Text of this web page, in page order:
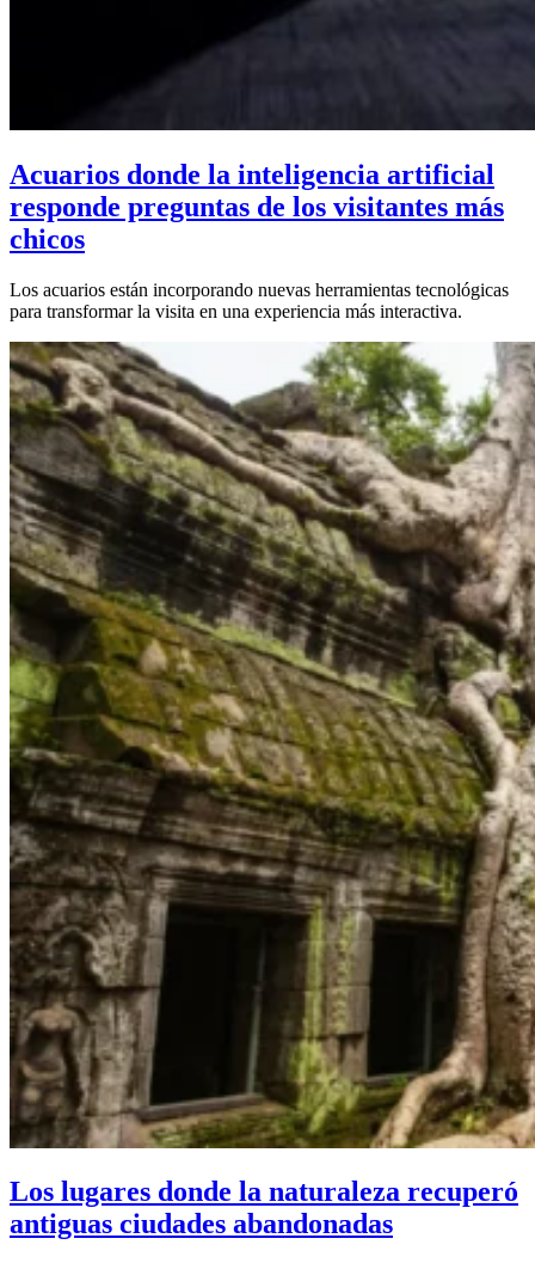
Acuarios donde la inteligencia artificial
responde preguntas de los visitantes más
chicos
Los acuarios están incorporando nuevas herramientas tecnológicas
para transformar la visita en una experiencia más interactiva.
Los lugares donde la naturaleza recuperó
antiguas ciudades abandonadas